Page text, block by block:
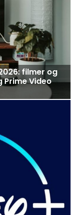
filmer og
Prime Video